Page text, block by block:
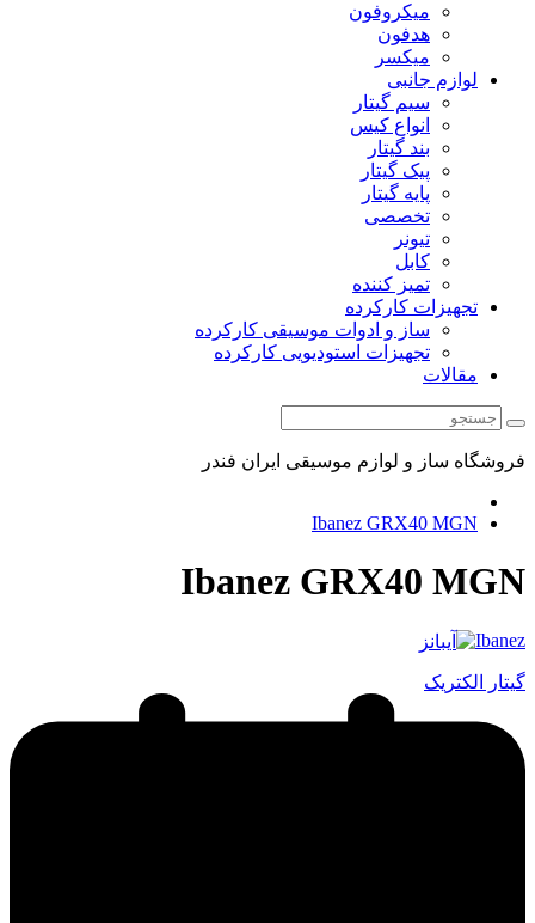
میکروفون
هدفون
میکسر
لوازم جانبی
سیم گیتار
انواع کیس
بند گیتار
پیک گیتار
پایه گیتار
تخصصی
تیونر
کابل
تمیز کننده
تجهیزات کارکرده
ساز و ادوات موسیقی کارکرده
تجهیزات استودیویی کارکرده
مقالات
فروشگاه ساز و لوازم موسیقی ایران فندر
Ibanez GRX40 MGN
Ibanez GRX40 MGN
Ibanez
گیتار الکتریک